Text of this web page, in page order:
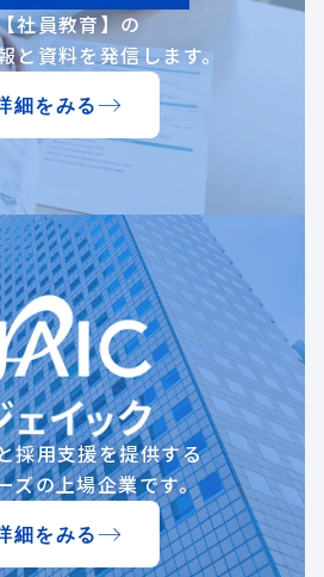
社員教育】の
と資料を発信します。
細をみる
採用支援を提供する
ズの上場企業です。
細をみる